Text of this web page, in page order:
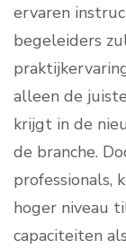
ervaren
begeleiders
alleen de
krijgt in de
de branche.
professionals,
hoger niveau
capaciteiten